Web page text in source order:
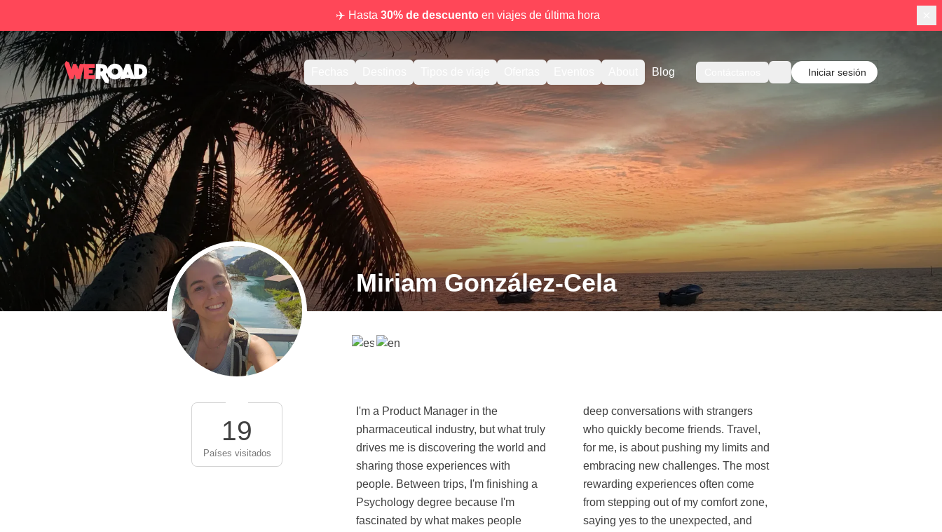
✈️ Hasta 30% de descuentoen viajes de última hora
Blog Iniciar sesión
Miriam González-Cela
19
Países visitados
I'm a Product Manager in the
pharmaceutical industry, but what truly
drives me is discovering the world and
sharing those experiences with
people. Between trips, I'm finishing a
Psychology degree because I'm
fascinated by what makes people
deep conversations with strangers
who quickly become friends. Travel,
for me, is about pushing my limits and
embracing new challenges. The most
rewarding experiences often come
from stepping out of my comfort zone,
saying yes to the unexpected, and